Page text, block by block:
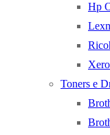
Hp
Toners e